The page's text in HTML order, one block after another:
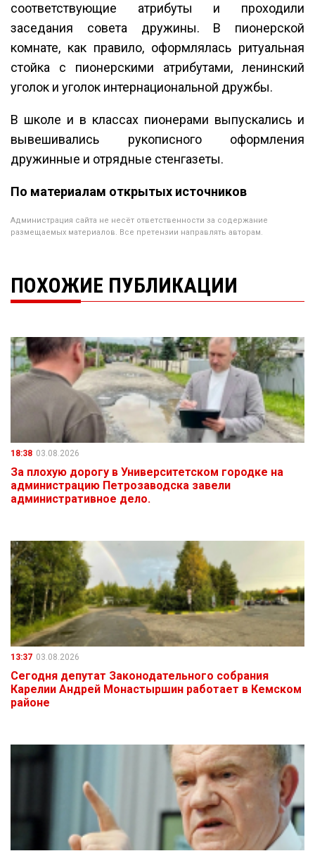
соответствующие атрибуты и проходили
заседания совета дружины. В пионерской
комнате, как правило, оформлялась ритуальная
стойка с пионерскими атрибутами, ленинский
уголок и уголок интернациональной дружбы.
В школе и в классах пионерами выпускались и
вывешивались рукописного оформления
дружинные и отрядные стенгазеты.
По материалам открытых источников
Администрация сайта не несёт ответственности за содержание
размещаемых материалов. Все претензии направлять авторам.
ПОХОЖИЕ ПУБЛИКАЦИИ
18:38 03.08.2026
За плохую дорогу в Университетском городке на
администрацию Петрозаводска завели
административное дело.
13:37 03.08.2026
Сегодня депутат Законодательного собрания
Карелии Андрей Монастыршин работает в Кемском
районе